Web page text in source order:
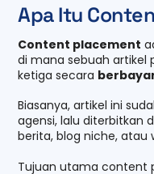
Apa Itu
Content placement
di mana sebuah artikel
ketiga secara
Biasanya, artikel ini
agensi, lalu diterbitkan
berita, blog niche,
Tujuan utama content